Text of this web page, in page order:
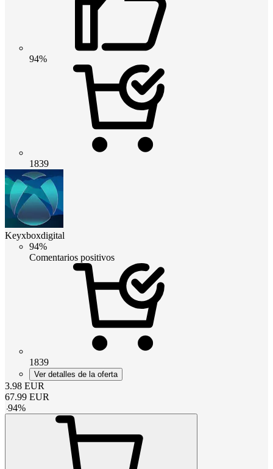
94%
1839
Keyxboxdigital
94%
Comentarios positivos
1839
Ver detalles de la oferta
3.98 EUR
67.99 EUR
-94%